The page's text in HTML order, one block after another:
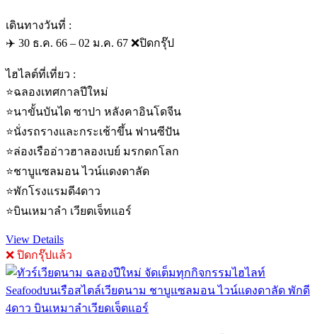
เดินทางวันที่ :
✈️ 30 ธ.ค. 66 – 02 ม.ค. 67 ❌ปิดกรุ๊ป
ไฮไลต์ที่เที่ยว :
⭐️ฉลองเทศกาลปีใหม่
⭐️นาขั้นบันได ซาปา หลังคาอินโดจีน
⭐️นั่งรถรางและกระเช้าขึ้น ฟานซีปัน
⭐️ล่องเรืออ่าวฮาลองเบย์ มรกดกโลก
⭐️ชาบูแซลมอน ไวน์แดงดาลัด
⭐️พักโรงแรมดี4ดาว
⭐️บินเหมาลำ เวียตเจ็ทแอร์
View Details
❌ ปิดกรุ๊ปแล้ว